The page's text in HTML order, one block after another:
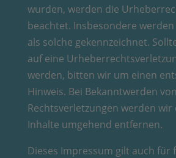
wurden, werden die
beachtet. Insbesondere
als solche gekennzeichnet.
auf eine
werden, bitten wir um einen
Hinweis. Bei Bekanntwerden von
Rechtsverletzungen werden
Inhalte umgehend entfernen.
Dieses Impressum gilt auch für